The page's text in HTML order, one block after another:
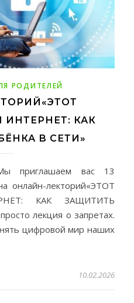
РОДИТЕЛЕЙ
КАК
В СЕТИ»
приглашаем вас 13
онлайн-лекторий«ЭТОТ
КАК ЗАЩИТИТЬ
лекция о запретах.
цифровой мир наших
10.02.2026